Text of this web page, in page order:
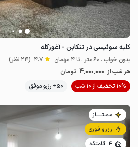
کلبه سوئیسی در تنکابن - آغوزکله
بدون خواب . 60 متر . تا 4 مهمان 4.7 (24 نظر)
هر شب از 4٬000٬000 تومان
10% تخفیف از 10 شب
50+ رزرو موفق
مـمـتــــــاز
رزرو فوری
4 اقامتگاه